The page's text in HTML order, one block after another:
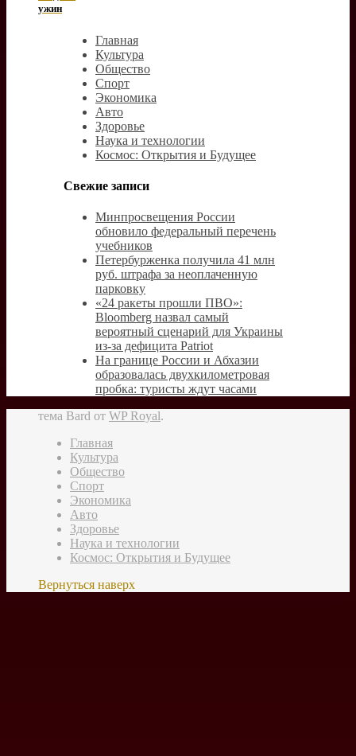
ужин
Главная
Культура
Общество
Спорт
Экономика
Авто
Здоровье
Наука и технологии
Космос: Открытия и Будущее
Свежие записи
Минпросвещения России
обновило федеральный перечень
учебников
Петербурженка получила 41 млн
руб. штрафа за неоплаченную
парковку
«24 ракеты прошли ПВО»:
Bloomberg назвал самый
вероятный сценарий для Украины
из-за дефицита Patriot
На границе России и Абхазии
образовалась двухкилометровая
пробка: туристы ждут часами
тема Bard от WP Royal.
Главная
Культура
Общество
Спорт
Экономика
Авто
Здоровье
Наука и технологии
Космос: Открытия и Будущее
Вернуться наверх